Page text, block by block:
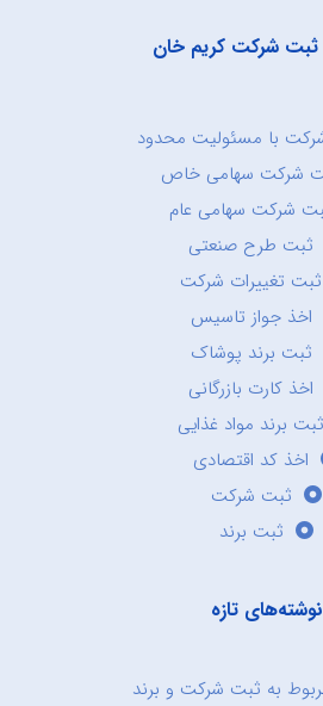
شرکت کریم خان
با مسئولیت محدود
شرکت سهامی خاص
شرکت سهامی عام
ثبت طرح صنعتی
ثبت تغییرات شرکت
اخذ جواز تاسیس
ثبت برند پوشاک
اخذ کارت بازرگانی
ثبت برند مواد غذایی
اخذ کد اقتصادی
ثبت شرکت
ثبت برند
نوشته‌های تازه
به ثبت شرکت و برند